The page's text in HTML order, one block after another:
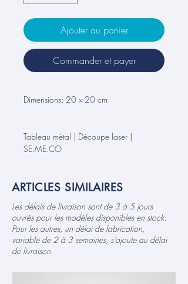
Ajouter au panier
Commander et payer
Dimensions: 20 x 20 cm
Tableau métal | Découpe laser |
SE.ME.CO
ARTICLES SIMILAIRES
Les délais de livraison sont de 3 à 5 jours
ouvrés pour les modèles disponibles en stock.
Pour les autres, un délai de fabrication,
variable de 2 à 3 semaines, s’ajoute au délai
de livraison.